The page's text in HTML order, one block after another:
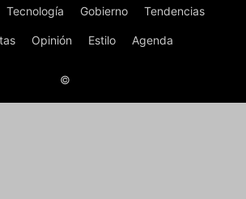
Tecnología Gobierno Tendencias
Opinión Estilo Agenda
©